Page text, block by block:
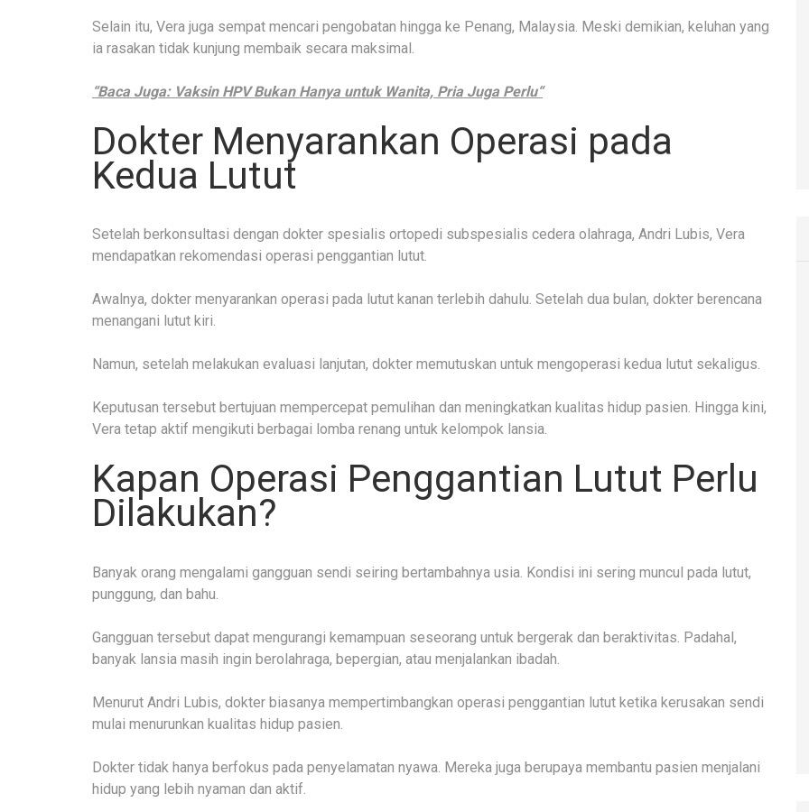
Selain itu, Vera juga sempat mencari pengobatan hingga ke Penang, Malaysia. Meski demikian, keluhan yang
ia rasakan tidak kunjung membaik secara maksimal.
“Baca Juga: Vaksin HPV Bukan Hanya untuk Wanita, Pria Juga Perlu“
Dokter Menyarankan Operasi pada
Kedua Lutut
Setelah berkonsultasi dengan dokter spesialis ortopedi subspesialis cedera olahraga, Andri Lubis, Vera
mendapatkan rekomendasi operasi penggantian lutut.
Awalnya, dokter menyarankan operasi pada lutut kanan terlebih dahulu. Setelah dua bulan, dokter berencana
menangani lutut kiri.
Namun, setelah melakukan evaluasi lanjutan, dokter memutuskan untuk mengoperasi kedua lutut sekaligus.
Keputusan tersebut bertujuan mempercepat pemulihan dan meningkatkan kualitas hidup pasien. Hingga kini,
Vera tetap aktif mengikuti berbagai lomba renang untuk kelompok lansia.
Kapan Operasi Penggantian Lutut Perlu
Dilakukan?
Banyak orang mengalami gangguan sendi seiring bertambahnya usia. Kondisi ini sering muncul pada lutut,
punggung, dan bahu.
Gangguan tersebut dapat mengurangi kemampuan seseorang untuk bergerak dan beraktivitas. Padahal,
banyak lansia masih ingin berolahraga, bepergian, atau menjalankan ibadah.
Menurut Andri Lubis, dokter biasanya mempertimbangkan operasi penggantian lutut ketika kerusakan sendi
mulai menurunkan kualitas hidup pasien.
Dokter tidak hanya berfokus pada penyelamatan nyawa. Mereka juga berupaya membantu pasien menjalani
hidup yang lebih nyaman dan aktif.